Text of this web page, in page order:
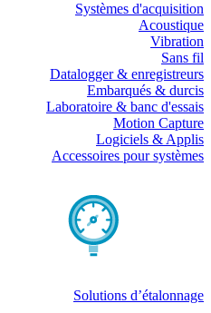
Systèmes d'acquisition
Acoustique
Vibration
Sans fil
Datalogger & enregistreurs
Embarqués & durcis
Laboratoire & banc d'essais
Motion Capture
Logiciels & Applis
Accessoires pour systèmes
Solutions d’étalonnage